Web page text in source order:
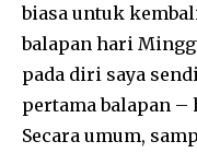
biasa untuk
balapan hari
pada diri saya
pertama balapan
Secara umum,